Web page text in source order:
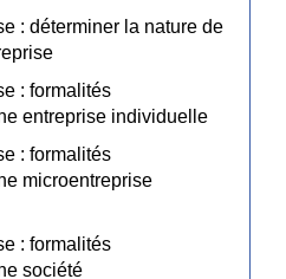
: déterminer la nature de
: formalités
entreprise individuelle
: formalités
microentreprise
: formalités
société